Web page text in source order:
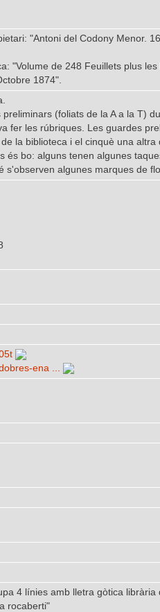
"Antoni del Codony Menor.
"Volume de 248 Feuillets plus
1874".
(foliats de la A a la T)
fer les rúbriques. Les guardes
la biblioteca i el cinquè una altra
és bo: alguns tenen algunes
s'observen algunes marques de
ena ...
4 línies amb lletra gòtica
rocaberti"